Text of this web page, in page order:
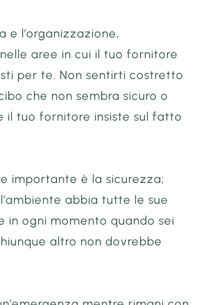
e l’organizzazione,
aree in cui il tuo fornitore
per te. Non sentirti costretto
che non sembra sicuro o
il tuo fornitore insiste sul fatto
importante è la sicurezza;
abbia tutte le sue
in ogni momento quando sei
altro non dovrebbe